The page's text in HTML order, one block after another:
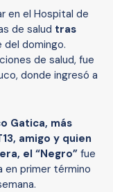
en el Hospital de
de salud tras
del domingo.
de salud, fue
donde ingresó a
Gatica, más
amigo y quien
el “Negro”fue
en primer término